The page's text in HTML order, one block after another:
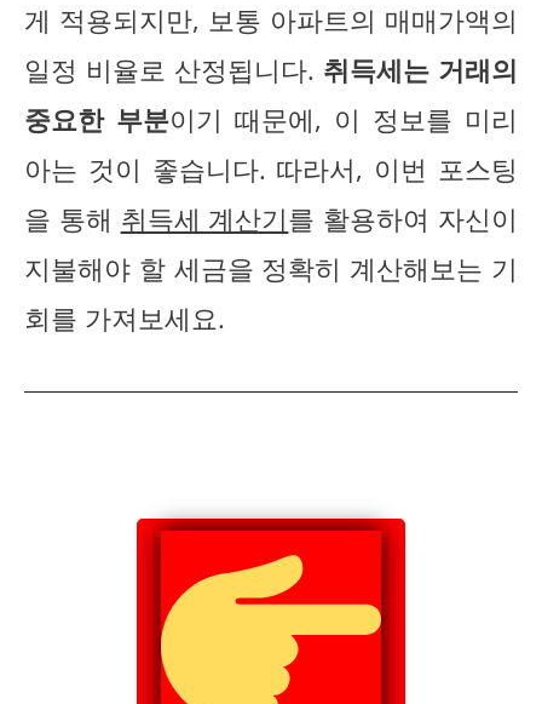
게 적용되지만, 보통 아파트의 매매가액의
일정 비율로 산정됩니다. 취득세는 거래의
중요한 부분이기 때문에, 이 정보를 미리
아는 것이 좋습니다. 따라서, 이번 포스팅
을 통해 취득세 계산기를 활용하여 자신이
지불해야 할 세금을 정확히 계산해보는 기
회를 가져보세요.